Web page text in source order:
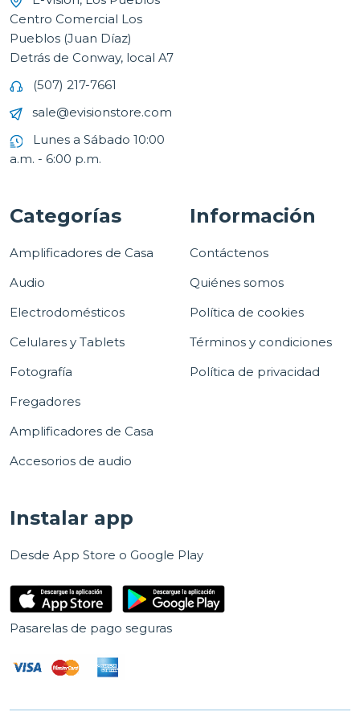
Centro Comercial Los
Pueblos (Juan Díaz)
Detrás de Conway, local A7
(507) 217-7661
sale@evisionstore.com
Lunes a Sábado 10:00
a.m. - 6:00 p.m.
Categorías
Amplificadores de Casa
Audio
Electrodomésticos
Celulares y Tablets
Fotografía
Fregadores
Amplificadores de Casa
Accesorios de audio
Información
Contáctenos
Quiénes somos
Política de cookies
Términos y condiciones
Política de privacidad
Instalar app
Desde App Store o Google Play
Pasarelas de pago seguras